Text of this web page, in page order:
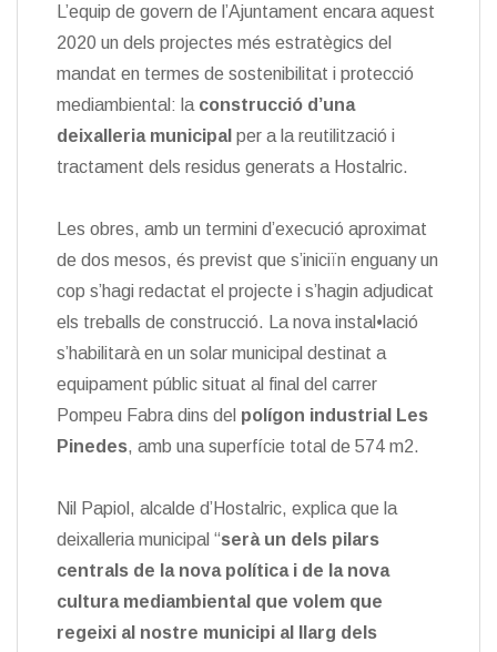
L’equip de govern de l’Ajuntament encara aquest
2020 un dels projectes més estratègics del
mandat en termes de sostenibilitat i protecció
mediambiental: la construcció d’una
deixalleria municipal per a la reutilització i
tractament dels residus generats a Hostalric.
Les obres, amb un termini d’execució aproximat
de dos mesos, és previst que s’iniciïn enguany un
cop s’hagi redactat el projecte i s’hagin adjudicat
els treballs de construcció. La nova instal•lació
s’habilitarà en un solar municipal destinat a
equipament públic situat al final del carrer
Pompeu Fabra dins del polígon industrial Les
Pinedes, amb una superfície total de 574 m2.
Nil Papiol, alcalde d’Hostalric, explica que la
deixalleria municipal “serà un dels pilars
centrals de la nova política i de la nova
cultura mediambiental que volem que
regeixi al nostre municipi al llarg dels